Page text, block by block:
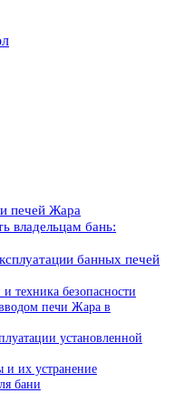
печей Жара
владельцам бань:
банных печей
техника безопасности
печи Жара в
установленной
их устранение
бани